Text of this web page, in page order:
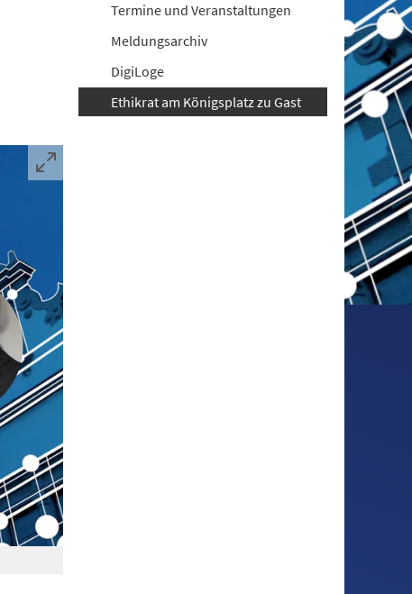
Termine und Veranstaltungen
Meldungsarchiv
DigiLoge
Ethikrat am Königsplatz zu Gast